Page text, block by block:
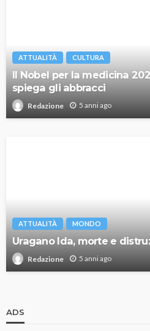
ATTUALITÀ CULTURA
Il Nobel per la medicina
spiega gli abbracci
Redazione 5 anni ago
ATTUALITÀ MONDO
Uragano Ida, morte e
Redazione 5 anni ago
ADS